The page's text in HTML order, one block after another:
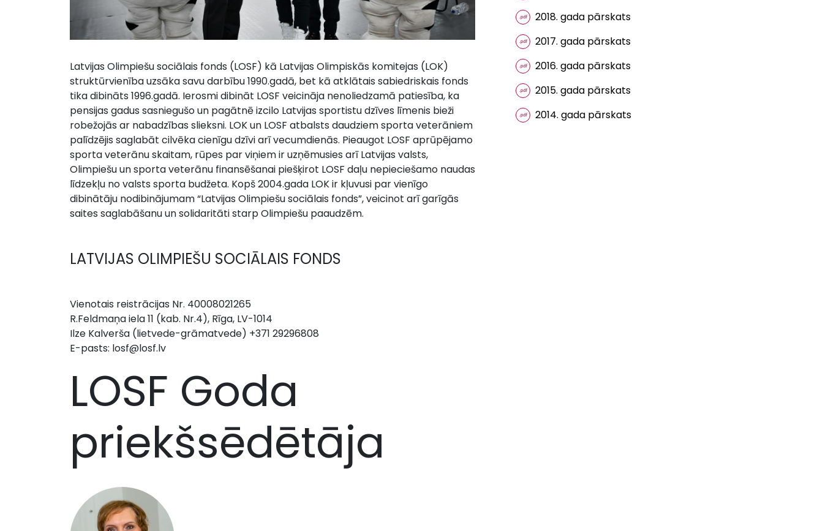
Latvijas Olimpiešu sociālais fonds (LOSF) kā Latvijas Olimpiskās komitejas (LOK)
struktūrvienība uzsāka savu darbību 1990.gadā, bet kā atklātais sabiedriskais fonds
tika dibināts 1996.gadā. Ierosmi dibināt LOSF veicināja nenoliedzamā patiesība, ka
pensijas gadus sasniegušo un pagātnē izcilo Latvijas sportistu dzīves līmenis bieži
robežojās ar nabadzības slieksni. LOK un LOSF atbalsts daudziem sporta veterāniem
palīdzējis saglabāt cilvēka cienīgu dzīvi arī vecumdienās. Pieaugot LOSF aprūpējamo
sporta veterānu skaitam, rūpes par viņiem ir uzņēmusies arī Latvijas valsts,
Olimpiešu un sporta veterānu finansēšanai piešķirot LOSF daļu nepieciešamo naudas
līdzekļu no valsts sporta budžeta. Kopš 2004.gada LOK ir kļuvusi par vienīgo
dibinātāju nodibinājumam “Latvijas Olimpiešu sociālais fonds”, veicinot arī garīgās
saites saglabāšanu un solidaritāti starp Olimpiešu paaudzēm.
LATVIJAS OLIMPIEŠU SOCIĀLAIS FONDS
Vienotais reistrācijas Nr. 40008021265
R.Feldmaņa iela 11 (kab. Nr.4), Rīga, LV-1014
Ilze Kalverša (lietvede-grāmatvede) +371 29296808
E-pasts: losf@losf.lv
LOSF Goda
priekšsēdētāja
2018. gada pārskats
2017. gada pārskats
2016. gada pārskats
2015. gada pārskats
2014. gada pārskats